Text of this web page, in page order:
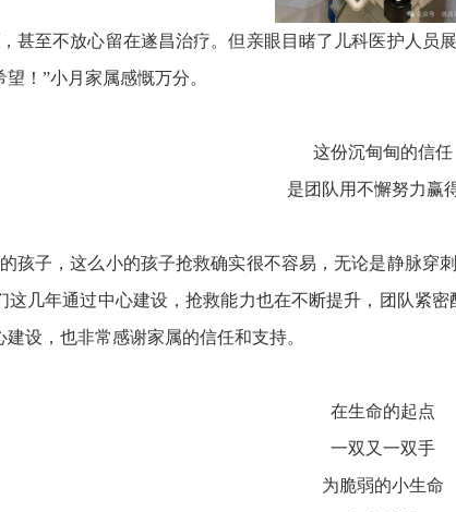
甚至不放心留在遂昌治疗。但亲眼目睹了儿科医护人
！”小月家属感慨万分。
这份沉甸甸的信任
是团队用不懈努力赢
孩子，这么小的孩子抢救确实很不容易，无论是静脉
几年通过中心建设，抢救能力也在不断提升，团队紧
设，也非常感谢家属的信任和支持。
在生命的起点
一双又一双手
为脆弱的小生命